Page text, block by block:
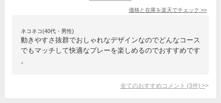
価格と在庫を楽天でチェック >>
ネコネコ(40代・男性)
動きやすさ抜群でおしゃれなデザインなのでどんなコース
でもマッチして快適なプレーを楽しめるのでおすすめです
。
全てのおすすめコメント (3件) >